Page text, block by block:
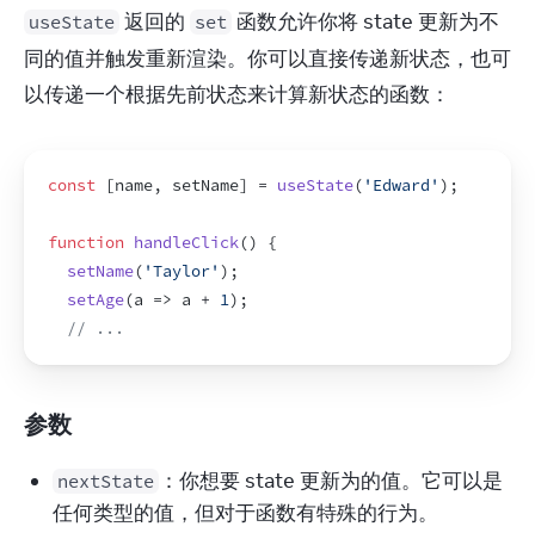
useState 返回的 set 函数允许你将 state 更新为不
同的值并触发重新渲染。你可以直接传递新状态，也可
以传递一个根据先前状态来计算新状态的函数：
const [name, setName] = useState( 'Edward' ) ;
function handleClick()
{
setName( 'Taylor' ) ;
setAge(a => a + 1) ;
// ...
参数
nextState ：你想要 state 更新为的值。它可以是
任何类型的值，但对于函数有特殊的行为。